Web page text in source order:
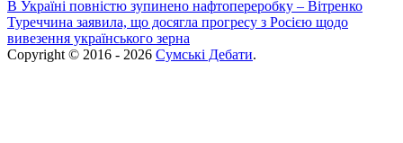
В Україні повністю зупинено нафтопереробку – Вітренко
Туреччина заявила, що досягла прогресу з Росією щодо
вивезення українського зерна
Copyright © 2016 - 2026 Сумські Дебати.